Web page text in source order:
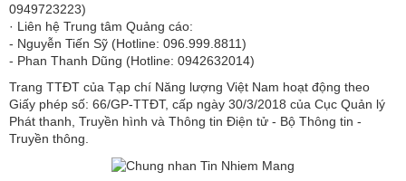
0949723223)
· Liên hệ Trung tâm Quảng cáo:
- Nguyễn Tiến Sỹ (Hotline: 096.999.8811)
- Phan Thanh Dũng (Hotline: 0942632014)
Trang TTĐT của Tạp chí Năng lượng Việt Nam hoạt động theo
Giấy phép số: 66/GP-TTĐT, cấp ngày 30/3/2018 của Cục Quản lý
Phát thanh, Truyền hình và Thông tin Điện tử - Bộ Thông tin -
Truyền thông.